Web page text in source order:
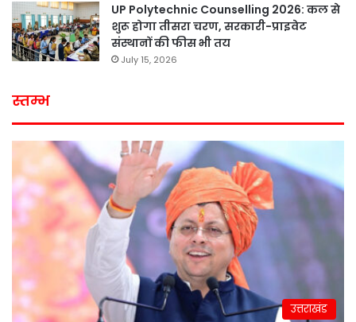
UP Polytechnic Counselling 2026: कल से
शुरू होगा तीसरा चरण, सरकारी-प्राइवेट
संस्थानों की फीस भी तय
July 15, 2026
स्तम्भ
उत्तराखंड